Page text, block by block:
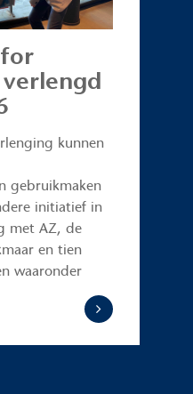
verlengd
kunnen
gebruikmaken
initiatief in
met AZ, de
en tien
waaronder